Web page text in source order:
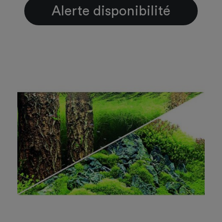
Alerte disponibilité